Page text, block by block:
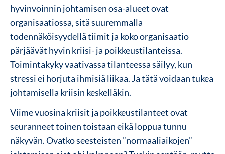
hyvinvoinnin johtamisen osa-alueet ovat
organisaatiossa, sitä suuremmalla
todennäköisyydellä tiimit ja koko organisaatio
pärjäävät hyvin kriisi- ja poikkeustilanteissa.
Toimintakyky vaativassa tilanteessa säilyy, kun
stressi ei horjuta ihmisiä liikaa. Ja tätä voidaan tukea
johtamisella kriisin keskelläkin.
Viime vuosina kriisit ja poikkeustilanteet ovat
seuranneet toinen toistaan eikä loppua tunnu
näkyvän. Ovatko seesteisten ”normaaliaikojen”